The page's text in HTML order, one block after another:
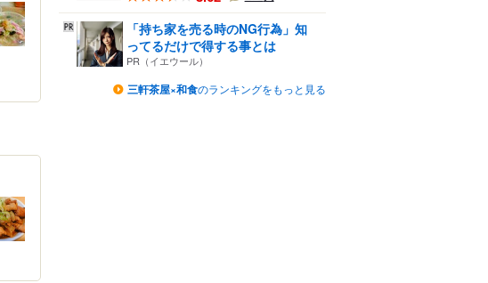
「持ち家を売る時のNG行為」知
ってるだけで得する事とは
PR（イエウール）
三軒茶屋×和食のランキングをもっと見る